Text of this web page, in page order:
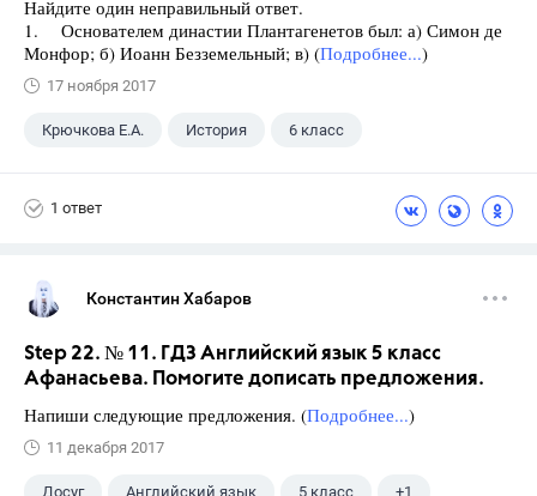
Найдите один неправильный ответ.
1. Основателем династии Плантагенетов был: а) Симон де
Монфор; б) Иоанн Безземельный; в) (Подробнее...)
17 ноября 2017
Крючкова Е.А. История 6 класс
1 ответ
Константин Хабаров
Step 22. № 11. ГДЗ Английский язык 5 класс
Афанасьева. Помогите дописать предложения.
Напиши следующие предложения. (Подробнее...)
11 декабря 2017
Досуг Английский язык 5 класс +1